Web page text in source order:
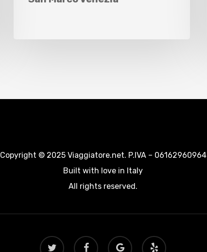
Copyright © 2025 Viaggiatore.net. P.IVA – 06162960964
Built with love in Italy
All rights reserved.
twitter facebook
google-
yelp